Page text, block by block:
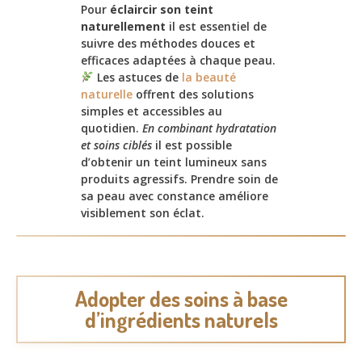
Pour éclaircir son teint
naturellement il est essentiel de
suivre des méthodes douces et
efficaces adaptées à chaque peau.
Les astuces de la beauté
naturelle offrent des solutions
simples et accessibles au
quotidien. En combinant hydratation
et soins ciblés il est possible
d’obtenir un teint lumineux sans
produits agressifs. Prendre soin de
sa peau avec constance améliore
visiblement son éclat.
Adopter des soins à base
d’ingrédients naturels